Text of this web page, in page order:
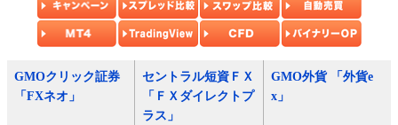
GMOクリック証券
「FXネオ」
セントラル短資ＦＸ
「ＦＸダイレクトプ
ラス」
GMO外貨 「外貨e
x」